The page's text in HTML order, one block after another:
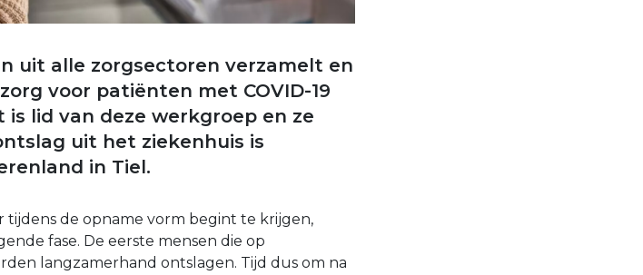
uit alle zorgsectoren verzamelt en
voor patiënten met COVID-19
lid van deze werkgroep en ze
uit het ziekenhuis is
in Tiel.
de opname vorm begint te krijgen,
fase. De eerste mensen die op
langzamerhand ontslagen. Tijd dus om na